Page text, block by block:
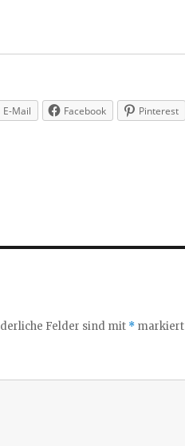
E-Mail Facebook Pinterest
Felder sind mit * markiert